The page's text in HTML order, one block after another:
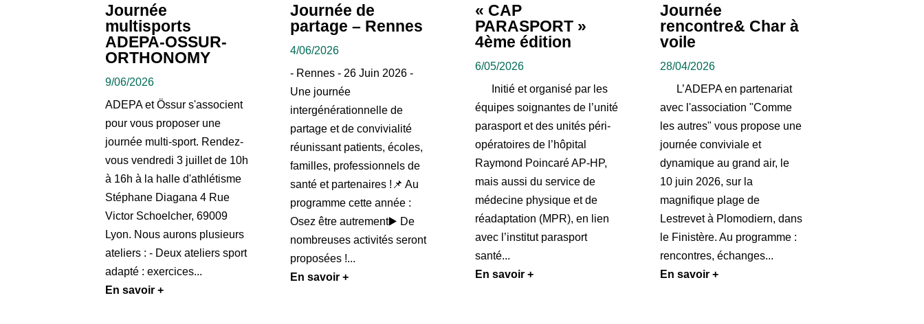
Journée
multisports
ADEPA-OSSUR-
ORTHONOMY
9/06/2026
ADEPA et Össur s'associent
pour vous proposer une
journée multi-sport. Rendez-
vous vendredi 3 juillet de 10h
à 16h à la halle d'athlétisme
Stéphane Diagana 4 Rue
Victor Schoelcher, 69009
Lyon. Nous aurons plusieurs
ateliers : - Deux ateliers sport
adapté : exercices...
En savoir +
Journée de
partage – Rennes
4/06/2026
- Rennes - 26 Juin 2026 -
Une journée
intergénérationnelle de
partage et de convivialité
réunissant patients, écoles,
familles, professionnels de
santé et partenaires !📌 Au
programme cette année :
Osez être autrement▶️ De
nombreuses activités seront
proposées !...
En savoir +
« CAP
PARASPORT »
4ème édition
6/05/2026
Initié et organisé par les
équipes soignantes de l’unité
parasport et des unités péri-
opératoires de l’hôpital
Raymond Poincaré AP-HP,
mais aussi du service de
médecine physique et de
réadaptation (MPR), en lien
avec l’institut parasport
santé...
En savoir +
Journée
rencontre& Char à
voile
28/04/2026
L’ADEPA en partenariat
avec l'association "Comme
les autres" vous propose une
journée conviviale et
dynamique au grand air, le
10 juin 2026, sur la
magnifique plage de
Lestrevet à Plomodiern, dans
le Finistère. Au programme :
rencontres, échanges...
En savoir +